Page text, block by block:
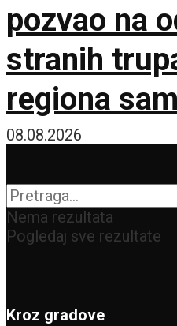
pozvao na
stranih
regiona
osiguraju
08.08.2026
Nema rezultata
Pogledaj sve rezultate
Kroz gradove